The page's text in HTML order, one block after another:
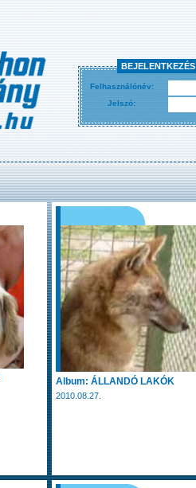
BEJELENTKEZÉS
Felhasználónév:
Jelszó:
Album: ÁLLANDÓ LAKÓK
2010.08.27.